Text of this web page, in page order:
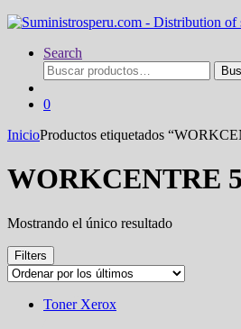
Search
Buscar
por:
0
InicioProductos etiquetados
WORKCENTRE
Mostrando el único resultado
Filters
Toner Xerox